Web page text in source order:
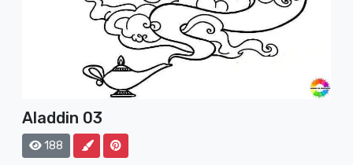
Aladdin 03
188